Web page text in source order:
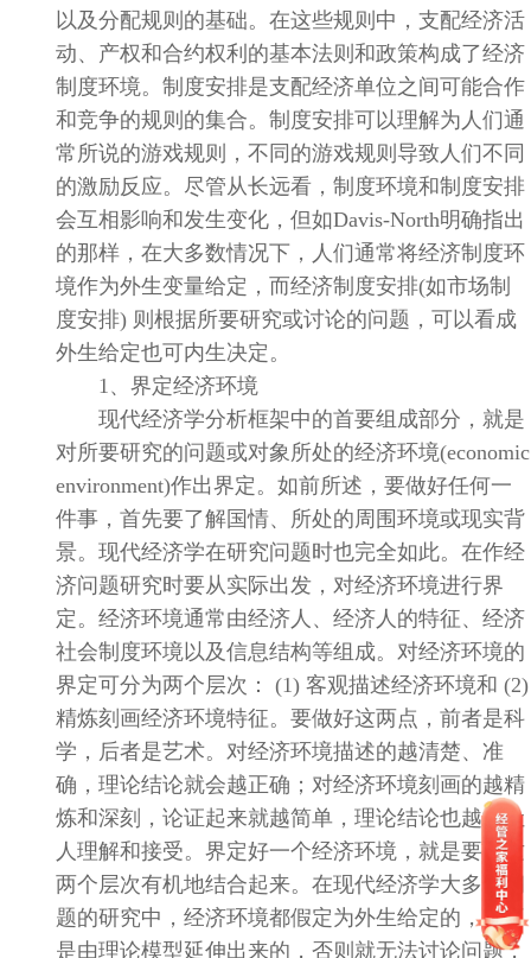
以及分配规则的基础。在这些规则中，支配经济活
动、产权和合约权利的基本法则和政策构成了经济
制度环境。制度安排是支配经济单位之间可能合作
和竞争的规则的集合。制度安排可以理解为人们通
常所说的游戏规则，不同的游戏规则导致人们不同
的激励反应。尽管从长远看，制度环境和制度安排
会互相影响和发生变化，但如Davis-North明确指出
的那样，在大多数情况下，人们通常将经济制度环
境作为外生变量给定，而经济制度安排(如市场制
度安排) 则根据所要研究或讨论的问题，可以看成
外生给定也可内生决定。
1 、界定经济环境
现代经济学分析框架中的首要组成部分，就是
对所要研究的问题或对象所处的经济环境(economic
environment)作出界定。如前所述，要做好任何一
件事，首先要了解国情、所处的周围环境或现实背
景。现代经济学在研究问题时也完全如此。在作经
济问题研究时要从实际出发，对经济环境进行界
定。经济环境通常由经济人、经济人的特征、经济
社会制度环境以及信息结构等组成。对经济环境的
界定可分为两个层次：
(1) 客观描述经济环境和 (2)
精炼刻画经济环境特征。要做好这两点，前者是科
学，后者是艺术。对经济环境描述的越清楚、准
确，理论结论就会越正确；对经济环境刻画的越精
炼和深刻，论证起来就越简单，理论结论也越能让
人理解和接受。界定好一个经济环境，就是要将这
两个层次有机地结合起来。在现代经济学大多数问
题的研究中，经济环境都假定为外生给定的，而不
是由理论模型延伸出来的，否则就无法讨论问题，